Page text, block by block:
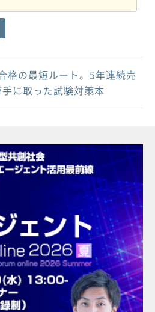
格の最短ルート。5年連続売
に取った試験対策本